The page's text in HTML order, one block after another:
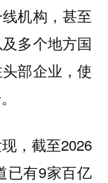
机构，甚至
多个地方国
部企业，使
，截至2026
已有9家百亿